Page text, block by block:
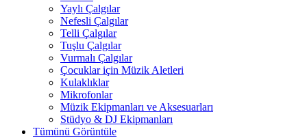
Yaylı Çalgılar
Nefesli Çalgılar
Telli Çalgılar
Tuşlu Çalgılar
Vurmalı Çalgılar
Çocuklar için Müzik Aletleri
Kulaklıklar
Mikrofonlar
Müzik Ekipmanları ve Aksesuarları
Stüdyo & DJ Ekipmanları
Tümünü Görüntüle